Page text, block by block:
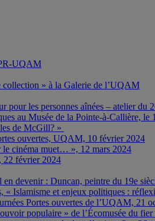
UQAM
collection » à la Galerie de l’UQAM
pour les personnes aînées – atelier du
au Musée de la Pointe-à-Callière, le
de McGill? »
ouvertes, UQAM, 10 février 2024
cinéma muet… », 12 mars 2024
22 février 2024
devenir : Duncan, peintre du 19e
« Islamisme et enjeux politiques :
Portes ouvertes de l’UQAM, 21
populaire » de l’Écomusée du